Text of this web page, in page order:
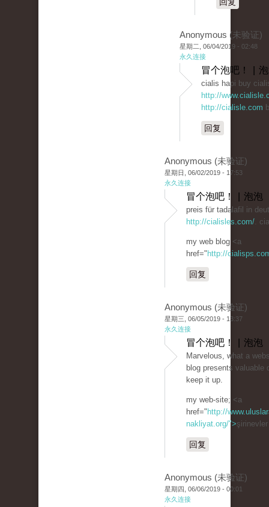
Anonymous (未验证)
星期二, 06/04/2019 - 02:48
永久连接
冒个泡吧！ |
cialis hapi buy
http://
http://cialisle.com
回复
Anonymous (未验证)
星期日, 06/02/2019 - 17:53
永久连接
冒个泡吧！ | 泡泡
preis für tadalafil in
http://cialisles.com/.
my web blog <a
href=" http://
回复
Anonymous (未验证)
星期三, 06/05/2019 - 13:37
永久连接
冒个泡吧！ | 泡泡
Marvelous, what a
blog presents valuable
keep it up.
my web-site; <a
href=" http://
nakliyat.org/">
回复
Anonymous (未验证)
星期四, 06/06/2019 - 00:01
永久连接